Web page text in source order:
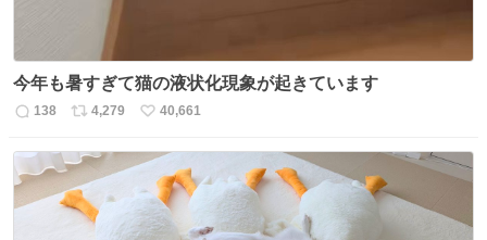
今年も暑すぎて猫の液状化現象が起きています
返
138
リ
ス
ト
数
4,279
い
ね
数
40,661